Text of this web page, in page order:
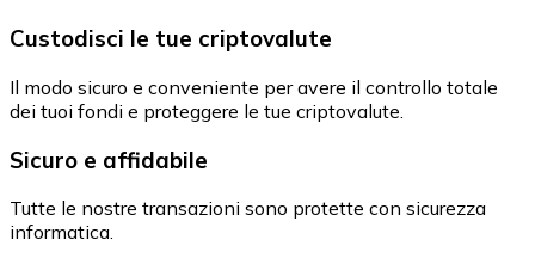
Custodisci le tue criptovalute
Il modo sicuro e conveniente per avere il controllo totale
dei tuoi fondi e proteggere le tue criptovalute.
Sicuro e affidabile
Tutte le nostre transazioni sono protette con sicurezza
informatica.